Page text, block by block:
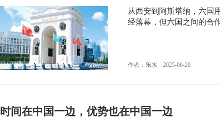
从西安到阿斯塔纳，六国
经落幕，但六国之间的合
作者：乐水 2025-06-20
时间在中国一边，优势也在中国一边